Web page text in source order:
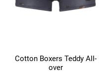
Cotton Boxers Teddy All-
over